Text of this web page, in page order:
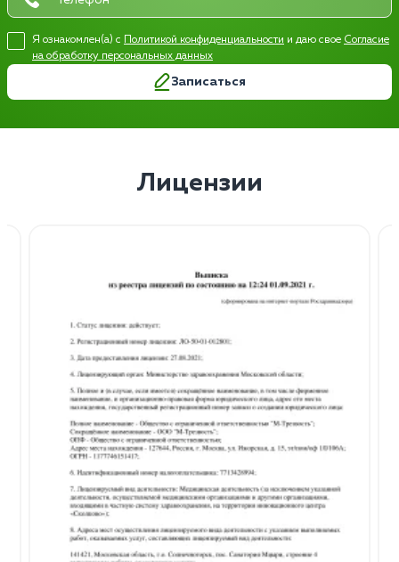
Я ознакомлен(а) с Политикой конфиденциальности и даю свое Согласие
на обработку персональных данных
Записаться
Лицензии